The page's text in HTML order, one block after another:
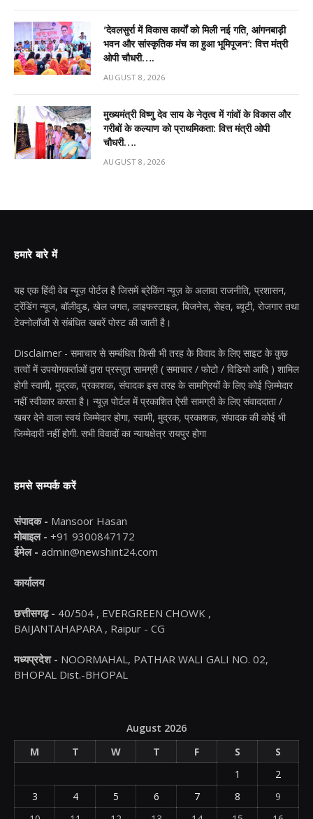
’देवलसुर्रा में विकास कार्यों को मिली नई गति, आंगनबाड़ी
भवन और सांस्कृतिक मंच का हुआ भूमिपूजन’: वित्त मंत्री
ओपी चौधरी….
AUGUST 8, 2026
मुख्यमंत्री विष्णु देव साय के नेतृत्व में गांवों के विकास और
गरीबों के कल्याण को प्राथमिकता: वित्त मंत्री ओपी
चौधरी….
AUGUST 8, 2026
हमारे बारे में
यह एक हिंदी वेब न्यूज़ पोर्टल है जिसमें ब्रेकिंग न्यूज़ के अलावा राजनीति, प्रशासन,
ट्रेंडिंग न्यूज, बॉलीवुड, खेल जगत, लाइफस्टाइल, बिजनेस, सेहत, ब्यूटी, रोजगार तथा
टेक्नोलॉजी से संबंधित खबरें पोस्ट की जाती है।
Disclaimer - समाचार से सम्बंधित किसी भी तरह के विवाद के लिए साइट के कुछ
तत्वों में उपयोगकर्ताओं द्वारा प्रस्तुत सामग्री ( समाचार / फोटो / विडियो आदि ) शामिल
होगी स्वामी, मुद्रक, प्रकाशक, संपादक इस तरह के सामग्रियों के लिए कोई ज़िम्मेदार
नहीं स्वीकार करता है। न्यूज़ पोर्टल में प्रकाशित ऐसी सामग्री के लिए संवाददाता /
खबर देने वाला स्वयं जिम्मेदार होगा, स्वामी, मुद्रक, प्रकाशक, संपादक की कोई भी
जिम्मेदारी नहीं होगी. सभी विवादों का न्यायक्षेत्र रायपुर होगा
हमसे सम्पर्क करें
संपादक - Mansoor Hasan
मोबाइल - +91 9300847172
ईमेल - admin@newshint24.com
कार्यालय
छत्तीसगढ़ - 40/504 , EVERGREEN CHOWK ,
BAIJANTAHAPARA , Raipur - CG
मध्यप्रदेश - NOORMAHAL, PATHAR WALI GALI NO. 02,
BHOPAL Dist.-BHOPAL
August 2026
M
T W T F S
S
1
2
3
4 5 6 7 8
9